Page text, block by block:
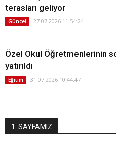
terasları geliyor
Güncel 27.07.2026 11:54:24
Özel Okul Öğretmenlerinin
yatırıldı
Eğitim 31.07.2026 10:44:47
1. SAYFAMIZ